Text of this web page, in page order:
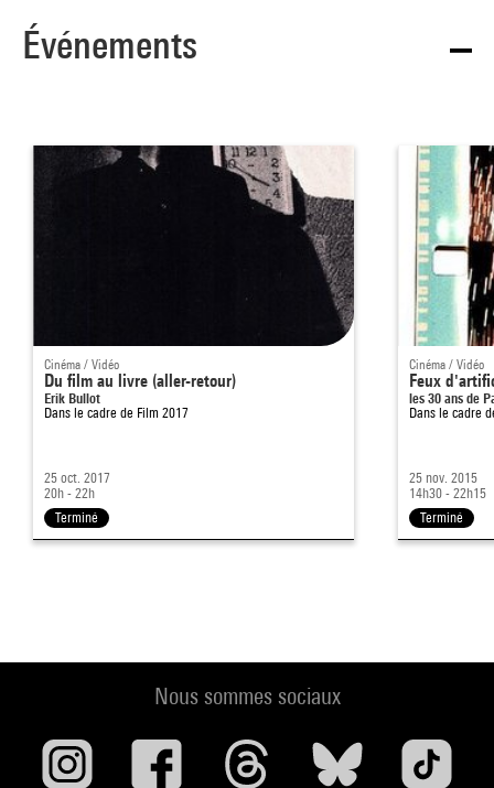
Événements
Cinéma / Vidéo
Du film au livre (aller-retour)
Erik Bullot
Dans le cadre de Film 2017
25 oct. 2017
20h - 22h
Terminé
Cinéma / Vidéo
Feux
les 30 ans de
Dans le cadre
25 nov. 2015
14h30 - 22h15
Terminé
Nous sommes sociaux